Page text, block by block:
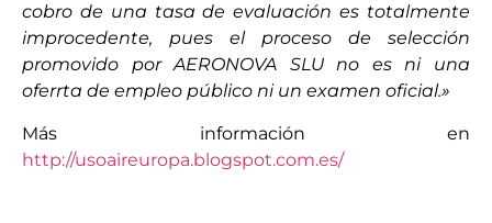
cobro de una tasa de evaluación es totalmente
improcedente, pues el proceso de selección
promovido por AERONOVA SLU no es ni una
oferrta de empleo público ni un examen oficial.»
Más información en
http://usoaireuropa.blogspot.com.es/